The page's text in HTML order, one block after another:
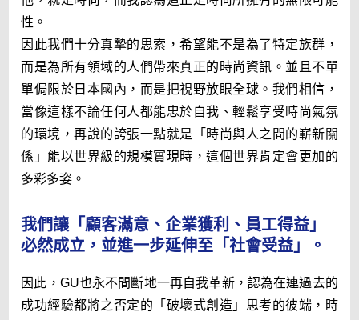
多元化與包容性 [English only]
可持續發展
Cookie 列表
性。
因此我們十分真摯的思索，希望能不是為了特定族群，
而是為所有領域的人們帶來真正的時尚資訊。並且不單
單侷限於日本國內，而是把視野放眼全球。我們相信，
當像這樣不論任何人都能忠於自我、輕鬆享受時尚氣氛
的環境，再說的誇張一點就是「時尚與人之間的嶄新關
係」能以世界級的規模實現時，這個世界肯定會更加的
多彩多姿。
我們讓「顧客滿意、企業獲利、員工得益」
必然成立，並進一步延伸至「社會受益」。
因此，GU也永不間斷地一再自我革新，認為在連過去的
成功經驗都將之否定的「破壞式創造」思考的彼端，時